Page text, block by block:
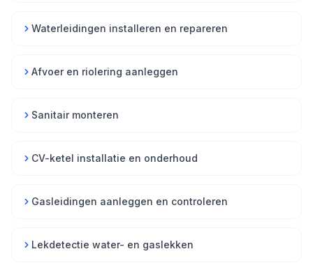
Waterleidingen installeren en repareren
Afvoer en riolering aanleggen
Sanitair monteren
CV-ketel installatie en onderhoud
Gasleidingen aanleggen en controleren
Lekdetectie water- en gaslekken